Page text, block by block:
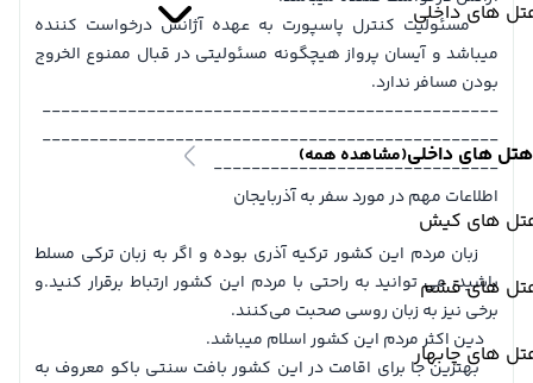
های داخلی
هتل های داخلی(مشاهده همه)
های کیش
های قشم
های چابهار
مسئولیت کنترل پاسپورت به عهده آژانس درخواست کننده
میباشد و آیسان پرواز هیچگونه مسئولیتی در قبال ممنوع الخروج
بودن مسافر ندارد.
------------------------------------------------
------------------------------------------------
------------------------------
اطلاعات مهم در مورد سفر به آذربایجان
زبان مردم این کشور ترکیه آذری بوده و اگر به زبان ترکی مسلط
باشید، می توانید به راحتی با مردم این کشور ارتباط برقرار کنید.و
برخی نیز به زبان روسی صحبت می‌کنند.
دین اکثر مردم این کشور اسلام میباشد.
بهترین جا برای اقامت در این کشور بافت سنتی باکو معروف به